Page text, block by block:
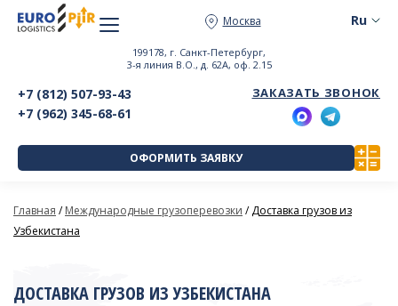
Москва
199178, г. Санкт-Петербург,
3-я линия В.О., д. 62А, оф. 2.15
+7 (812) 507-93-43
+7 (962) 345-68-61
ЗАКАЗАТЬ ЗВОНОК
ОФОРМИТЬ ЗАЯВКУ
Главная /Международные грузоперевозки /Доставка грузов из
Узбекистана
ДОСТАВКА ГРУЗОВ ИЗ УЗБЕКИСТАНА